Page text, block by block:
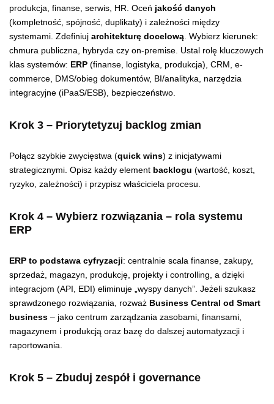
produkcja, finanse, serwis, HR. Oceń jakość danych
(kompletność, spójność, duplikaty) i zależności między
systemami. Zdefiniuj architekturę docelową. Wybierz kierunek:
chmura publiczna, hybryda czy on-premise. Ustal rolę kluczowych
klas systemów: ERP (finanse, logistyka, produkcja), CRM, e-
commerce, DMS/obieg dokumentów, BI/analityka, narzędzia
integracyjne (iPaaS/ESB), bezpieczeństwo.
Krok 3 – Priorytetyzuj backlog zmian
Połącz szybkie zwycięstwa (quick wins) z inicjatywami
strategicznymi. Opisz każdy element backlogu (wartość, koszt,
ryzyko, zależności) i przypisz właściciela procesu.
Krok 4 – Wybierz rozwiązania – rola systemu
ERP
ERP to podstawa cyfryzacji: centralnie scala finanse, zakupy,
sprzedaż, magazyn, produkcję, projekty i controlling, a dzięki
integracjom (API, EDI) eliminuje „wyspy danych”. Jeżeli szukasz
sprawdzonego rozwiązania, rozważ Business Central od Smart
business – jako centrum zarządzania zasobami, finansami,
magazynem i produkcją oraz bazę do dalszej automatyzacji i
raportowania.
Krok 5 – Zbuduj zespół i governance